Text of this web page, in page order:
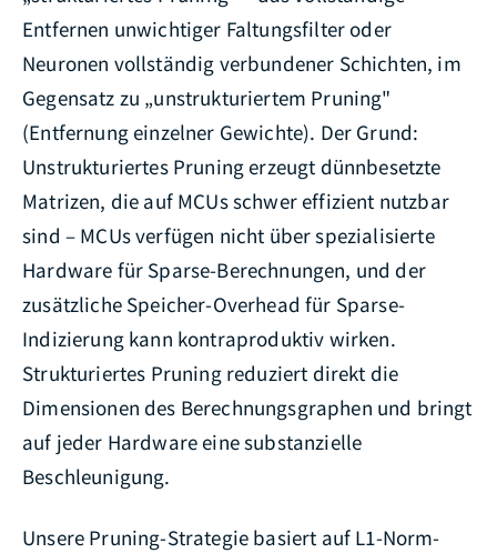
Entfernen unwichtiger Faltungsfilter oder
Neuronen vollständig verbundener Schichten, im
Gegensatz zu „unstrukturiertem Pruning"
(Entfernung einzelner Gewichte). Der Grund:
Unstrukturiertes Pruning erzeugt dünnbesetzte
Matrizen, die auf MCUs schwer effizient nutzbar
sind – MCUs verfügen nicht über spezialisierte
Hardware für Sparse-Berechnungen, und der
zusätzliche Speicher-Overhead für Sparse-
Indizierung kann kontraproduktiv wirken.
Strukturiertes Pruning reduziert direkt die
Dimensionen des Berechnungsgraphen und bringt
auf jeder Hardware eine substanzielle
Beschleunigung.
Unsere Pruning-Strategie basiert auf L1-Norm-